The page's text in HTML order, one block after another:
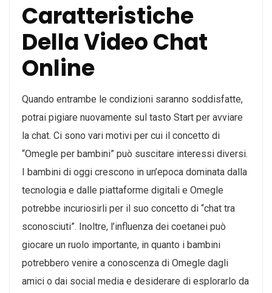
Caratteristiche
Della Video Chat
Online
Quando entrambe le condizioni saranno soddisfatte,
potrai pigiare nuovamente sul tasto Start per avviare
la chat. Ci sono vari motivi per cui il concetto di
“Omegle per bambini” può suscitare interessi diversi.
I bambini di oggi crescono in un’epoca dominata dalla
tecnologia e dalle piattaforme digitali e Omegle
potrebbe incuriosirli per il suo concetto di “chat tra
sconosciuti”. Inoltre, l’influenza dei coetanei può
giocare un ruolo importante, in quanto i bambini
potrebbero venire a conoscenza di Omegle dagli
amici o dai social media e desiderare di esplorarlo da